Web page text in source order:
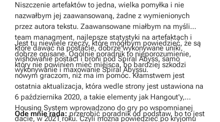
Niszczenie artefaktów to jedna, wielka pomyłka i nie
nazwałbym jej zaawansowaną, żadne z wymienionych
przez autora tekstu. Zaawansowane miałbym na myśli
team managment, najlepsze statystyki na artefaktach i
które dawać na postacie, dobrze wykonywane uniki,
wishowanie postaci i broni pod Spiral Abyss, samo
wykonywanie i maxowanie Spiral Abyssu.
Jest tu niewiele rzeczy, które mógłbym powiedzieć, że są
dobrze opisane. Ogólnie poradnik to nieporozumienie,
który nie powinien mieć miejsca, bo bardziej szkodzi
nowym graczom, niż ma im pomóc. Kłamstwem jest
ostatnia aktualizacja, która wedle strony jest ustawiona na
6 października 2020, a takie elementy jak Hangout'y,
Housing System wprowadzono do gry po wspomnianej
dacie, w 2021 roku. Czyli można powiedzieć po kryjomu
Ode mnie rada: przerobić poradnik od podstaw, bo to jest